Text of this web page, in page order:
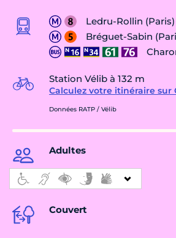
Ledru-Rollin (Paris)
Bréguet-Sabin
Station Vélib à 132 m
Calculez votre itinéraire sur
Données RATP / Vélib
Adultes
Couvert